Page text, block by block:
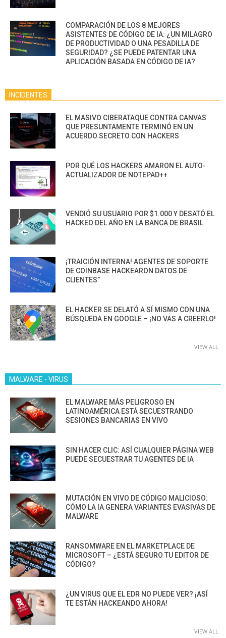
COMPARACIÓN DE LOS 8 MEJORES
ASISTENTES DE CÓDIGO DE IA: ¿UN MILAGRO
DE PRODUCTIVIDAD O UNA PESADILLA DE
SEGURIDAD? ¿SE PUEDE PATENTAR UNA
APLICACIÓN BASADA EN CÓDIGO DE IA?
INCIDENTES
EL MASIVO CIBERATAQUE CONTRA CANVAS
QUE PRESUNTAMENTE TERMINÓ EN UN
ACUERDO SECRETO CON HACKERS
POR QUÉ LOS HACKERS AMARON EL AUTO-
ACTUALIZADOR DE NOTEPAD++
VENDIÓ SU USUARIO POR $1.000 Y DESATÓ EL
HACKEO DEL AÑO EN LA BANCA DE BRASIL
¡TRAICIÓN INTERNA! AGENTES DE SOPORTE
DE COINBASE HACKEARON DATOS DE
CLIENTES”
EL HACKER SE DELATÓ A SÍ MISMO CON UNA
BÚSQUEDA EN GOOGLE – ¡NO VAS A CREERLO!
VIEW ALL
MALWARE - VIRUS
EL MALWARE MÁS PELIGROSO EN
LATINOAMÉRICA ESTÁ SECUESTRANDO
SESIONES BANCARIAS EN VIVO
SIN HACER CLIC: ASÍ CUALQUIER PÁGINA WEB
PUEDE SECUESTRAR TU AGENTES DE IA
MUTACIÓN EN VIVO DE CÓDIGO MALICIOSO:
CÓMO LA IA GENERA VARIANTES EVASIVAS DE
MALWARE
RANSOMWARE EN EL MARKETPLACE DE
MICROSOFT – ¿ESTÁ SEGURO TU EDITOR DE
CÓDIGO?
¿UN VIRUS QUE EL EDR NO PUEDE VER? ¡ASÍ
TE ESTÁN HACKEANDO AHORA!
VIEW ALL